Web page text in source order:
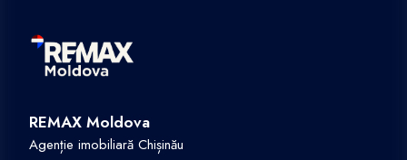
REMAX Moldova
Agenție imobiliară Chișinău